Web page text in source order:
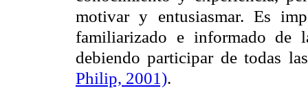
motivar y entusiasmar. Es
familiarizado e informado de
debiendo participar de todas
Philip, 2001).